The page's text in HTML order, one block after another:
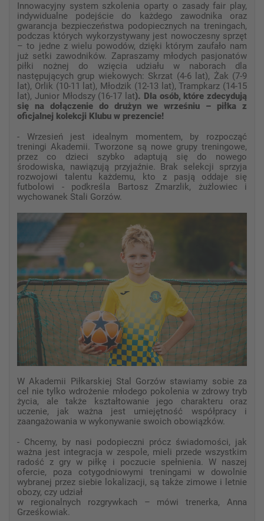
Innowacyjny system szkolenia oparty o zasady fair play,
indywidualne podejście do każdego zawodnika oraz
gwarancja bezpieczeństwa podopiecznych na treningach,
podczas których wykorzystywany jest nowoczesny sprzęt
– to jedne z wielu powodów, dzięki którym zaufało nam
już setki zawodników. Zapraszamy młodych pasjonatów
piłki nożnej do wzięcia udziału w naborach dla
następujących grup wiekowych: Skrzat (4-6 lat), Żak (7-9
lat), Orlik (10-11 lat), Młodzik (12-13 lat), Trampkarz (14-15
lat), Junior Młodszy (16-17 lat). Dla osób, które zdecydują
się na dołączenie do drużyn we wrześniu – piłka z
oficjalnej kolekcji Klubu w prezencie!
- Wrzesień jest idealnym momentem, by rozpocząć
treningi Akademii. Tworzone są nowe grupy treningowe,
przez co dzieci szybko adaptują się do nowego
środowiska, nawiązują przyjaźnie. Brak selekcji sprzyja
rozwojowi talentu każdemu, kto z pasją oddaje się
futbolowi - podkreśla Bartosz Zmarzlik, żużlowiec i
wychowanek Stali Gorzów.
W Akademii Piłkarskiej Stal Gorzów stawiamy sobie za
cel nie tylko wdrożenie młodego pokolenia w zdrowy tryb
życia, ale także kształtowanie jego charakteru oraz
uczenie, jak ważna jest umiejętność współpracy i
zaangażowania w wykonywanie swoich obowiązków.
- Chcemy, by nasi podopieczni prócz świadomości, jak
ważna jest integracja w zespole, mieli przede wszystkim
radość z gry w piłkę i poczucie spełnienia. W naszej
ofercie, poza cotygodniowymi treningami w dowolnie
wybranej przez siebie lokalizacji, są także zimowe i letnie
obozy, czy udział
w regionalnych rozgrywkach – mówi trenerka, Anna
Grześkowiak.